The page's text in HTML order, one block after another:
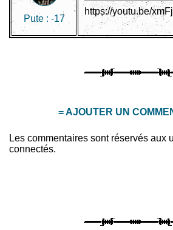
Pute : -17
https://youtu.be/
= AJOUTER UN
Les commentaires sont réservés aux
connectés.